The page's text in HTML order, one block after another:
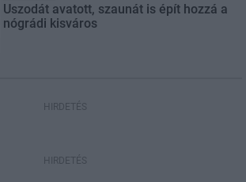
Uszodát avatott, szaunát is épít hozzá a
nógrádi kisváros
HIRDETÉS
HIRDETÉS